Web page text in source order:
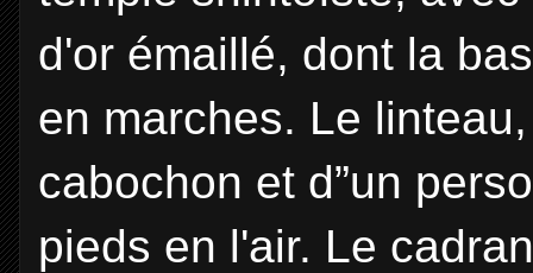
d'or émaillé, dont la
en marches. Le
cabochon et d”un
pieds en l'air. Le